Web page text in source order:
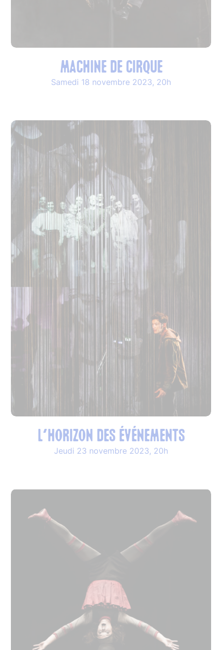
Machine de cirque
Samedi 18 novembre 2023, 20h
L’Horizon des événements
Jeudi 23 novembre 2023, 20h